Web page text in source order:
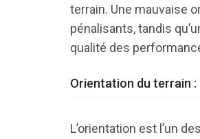
terrain. Une mauvaise
pénalisants, tandis
qualité des
Orientation du terrain
L’orientation est l’un